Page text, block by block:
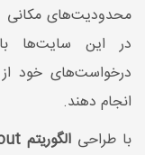
محدودیت‌های مکانی و
در این سایت‌ها
درخواست‌های خود
انجام دهند.
با طراحیالگوریتم Page Layout